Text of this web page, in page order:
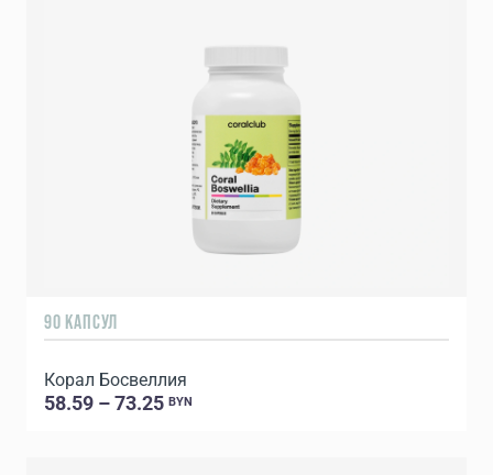
90 КАПСУЛ
Корал Босвеллия
58.59 – 73.25 BYN